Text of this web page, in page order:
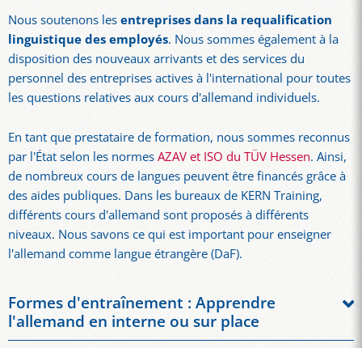
Nous soutenons lesentreprises dans la requalification
linguistique des employés. Nous sommes également à la
disposition des nouveaux arrivants et des services du
personnel des entreprises actives à l'international pour toutes
les questions relatives aux cours d'allemand individuels.
En tant que prestataire de formation, nous sommes reconnus
par l'État selon les normesAZAV et ISO du TÜV Hessen. Ainsi,
de nombreux cours de langues peuvent être financés grâce à
des aides publiques. Dans les bureaux de KERN Training,
différents cours d'allemand sont proposés à différents
niveaux. Nous savons ce qui est important pour enseigner
l'allemand comme langue étrangère (DaF).
Formes d'entraînement : Apprendre
l'allemand en interne ou sur place